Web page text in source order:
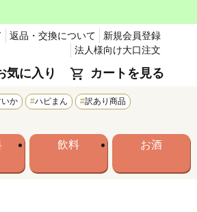
返品・交換について
新規会員登録
法人様向け大口注文
気に入り カートを見る
か ハピまん
訳あり商品
飲料 お酒